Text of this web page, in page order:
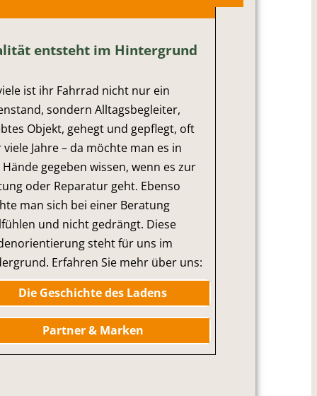
entsteht im Hintergrund
ist ihr Fahrrad nicht nur ein
sondern Alltagsbegleiter,
Objekt, gehegt und gepflegt, oft
Jahre – da möchte man es in
gegeben wissen, wenn es zur
oder Reparatur geht. Ebenso
man sich bei einer Beratung
und nicht gedrängt. Diese
steht für uns im
Erfahren Sie mehr über uns:
Die Geschichte des Ladens
Partner & Marken